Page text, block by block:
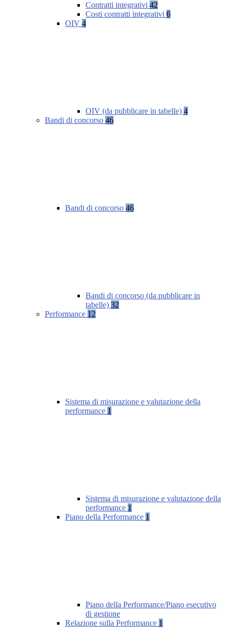
Contratti integrativi 42
Costi contratti integrativi 6
OIV 4
OIV (da pubblicare in tabelle) 4
Bandi di concorso 46
Bandi di concorso 46
Bandi di concorso (da pubblicare in
tabelle) 32
Performance 12
Sistema di misurazione e valutazione della
performance 1
Sistema di misurazione e valutazione della
performance 1
Piano della Performance 1
Piano della Performance/Piano esecutivo
di gestione
Relazione sulla Performance 1